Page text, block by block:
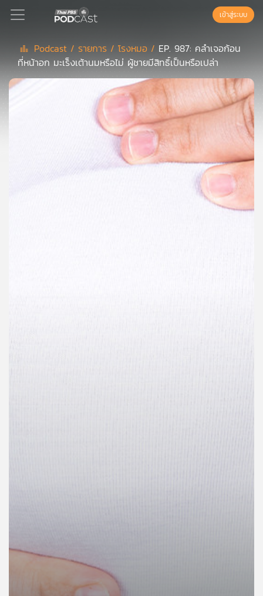
Podcast
ข่าย
เข้าสู่ระบบ
Podcast / รายการ /โรงหมอ / EP. 987: คลำเจอก้อน
ที่หน้าอก มะเร็งเต้านมหรือไม่ ผู้ชายมีสิทธิ์เป็นหรือเปล่า